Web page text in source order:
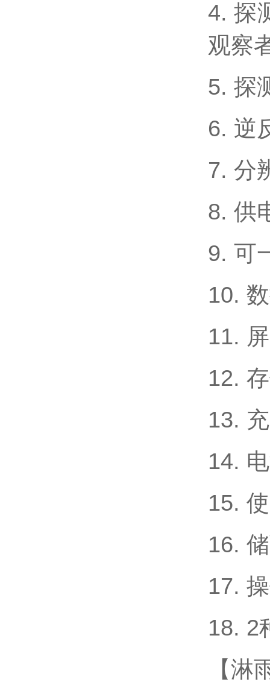
4. 探
观察
5. 探
6. 逆
7. 分
8. 供
9. 可
10.
11.
12.
13.
14.
15.
16.
17.
18. 2
【淋